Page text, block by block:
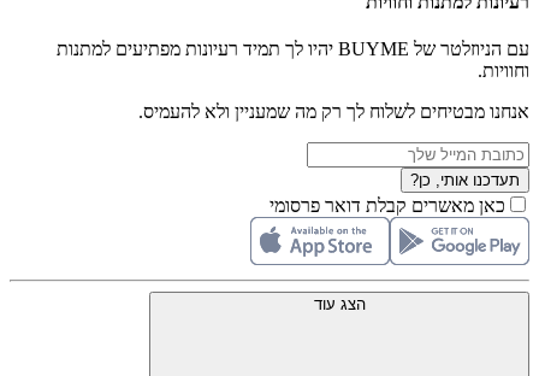
עם הניוזלטר של BUYME יהיו לך תמיד רעיונות מפתיעים למתנות
וחוויות.
אנחנו מבטיחים לשלוח לך רק מה שמעניין ולא להעמיס.
תעדכנו אותי, כן?
כאן מאשרים קבלת דואר פרסומי
הצג עוד